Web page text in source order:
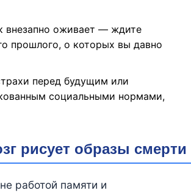
внезапно оживает — ждите
прошлого, о которых вы давно
перед будущим или
социальными нормами,
рисует образы смерти
работой памяти и